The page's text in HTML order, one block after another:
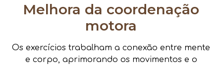
Melhora da coordenação
motora
Os exercícios trabalham a conexão entre mente
e corpo, aprimorando os movimentos e o